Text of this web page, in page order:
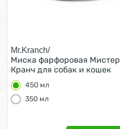
Mr.Kranch/
Миска фарфоровая Мистер
Кранч для собак и кошек
Апельсины Белая 450 мл
450 мл
350 мл